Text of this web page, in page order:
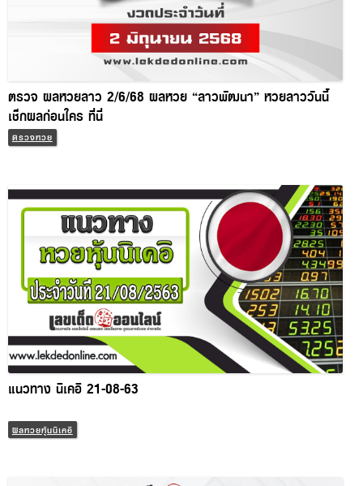
ตรวจ ผลหวยลาว 2/6/68 ผลหวย “ลาวพัฒนา” หวยลาววันนี้
เช็กผลก่อนใคร ที่นี่
ตรวจหวย
แนวทาง นิเคอิ 21-08-63
ผลหวยหุ้นนิเคอิ